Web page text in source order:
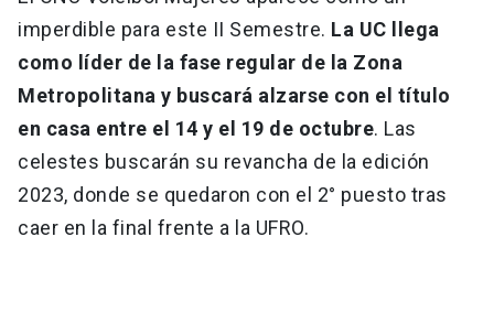
imperdible para este II Semestre. La UC llega
como líder de la fase regular de la Zona
Metropolitana y buscará alzarse con el título
en casa entre el 14 y el 19 de octubre. Las
celestes buscarán su revancha de la edición
2023, donde se quedaron con el 2° puesto tras
caer en la final frente a la UFRO.